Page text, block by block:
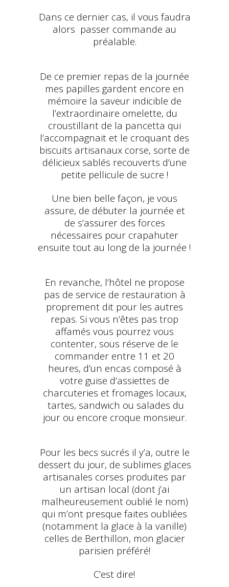
Dans ce dernier cas, il vous faudra
alors passer commande au
préalable.
De ce premier repas de la journée
mes papilles gardent encore en
mémoire la saveur indicible de
l’extraordinaire omelette, du
croustillant de la pancetta qui
l’accompagnait et le croquant des
biscuits artisanaux corse, sorte de
délicieux sablés recouverts d’une
petite pellicule de sucre !
Une bien belle façon, je vous
assure, de débuter la journée et
de s’assurer des forces
nécessaires pour crapahuter
ensuite tout au long de la journée !
En revanche, l’hôtel ne propose
pas de service de restauration à
proprement dit pour les autres
repas. Si vous n’êtes pas trop
affamés vous pourrez vous
contenter, sous réserve de le
commander entre 11 et 20
heures, d’un encas composé à
votre guise d’assiettes de
charcuteries et fromages locaux,
tartes, sandwich ou salades du
jour ou encore croque monsieur.
Pour les becs sucrés il y’a, outre le
dessert du jour, de sublimes glaces
artisanales corses produites par
un artisan local (dont j’ai
malheureusement oublié le nom)
qui m’ont presque faites oubliées
(notamment la glace à la vanille)
celles de Berthillon, mon glacier
parisien préféré!
C’est dire!